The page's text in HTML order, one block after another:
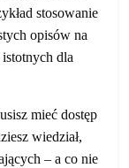
stosowanie
opisów na
dla
mieć dostęp
wiedział,
– a co nie